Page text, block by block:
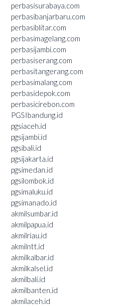
perbasisurabaya.com
perbasibanjarbaru.com
perbasiblitar.com
perbasimagelang.com
perbasijambi.com
perbasiserang.com
perbasitangerang.com
perbasimalang.com
perbasidepok.com
perbasicirebon.com
PGSIbandung.id
pgsiaceh.id
pgsijambi.id
pgsibali.id
pgsijakarta.id
pgsimedan.id
pgsilombok.id
pgsimaluku.id
pgsimanado.id
akmilsumbar.id
akmilpapua.id
akmilriau.id
akmilntt.id
akmilkalbar.id
akmilkalsel.id
akmilbali.id
akmilbanten.id
akmilaceh.id